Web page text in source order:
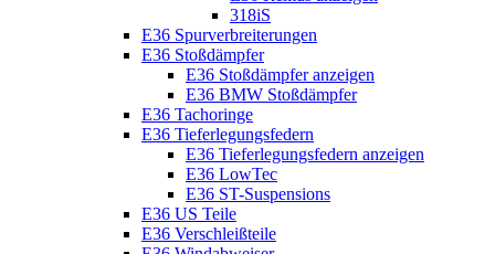
318iS
E36 Spurverbreiterungen
E36 Stoßdämpfer
E36 Stoßdämpfer anzeigen
E36 BMW Stoßdämpfer
E36 Tachoringe
E36 Tieferlegungsfedern
E36 Tieferlegungsfedern anzeigen
E36 LowTec
E36 ST-Suspensions
E36 US Teile
E36 Verschleißteile